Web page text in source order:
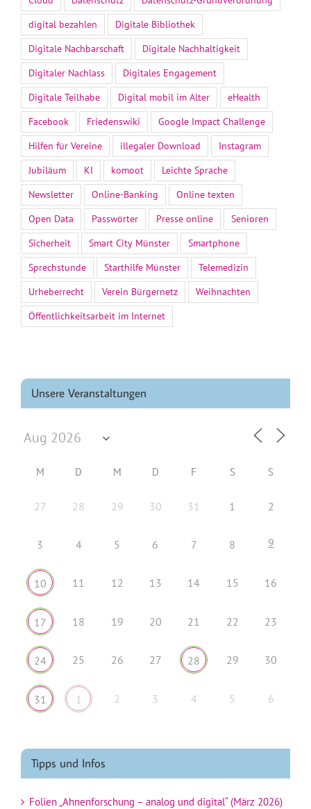
Unsere Veranstaltungen
M D M D F S S
27 28 29 30 31 1 2
3 4 5 6 7 8 9
10 11 12 13 14 15 16
17 18 19 20 21 22 23
24 25 26 27 28 29 30
31 1 2 3 4 5 6
Tipps und Infos
Folien „Ahnenforschung – analog und digital“ (März 2026)
digital bezahlen
Digitale Bibliothek
Digitale Nachbarschaft
Digitale Nachhaltigkeit
Digitaler Nachlass
Digitales Engagement
Digitale Teilhabe
Digital mobil im Alter
eHealth
Facebook
Friedenswiki
Google Impact Challenge
Hilfen für Vereine
illegaler Download
Instagram
Jubiläum
KI komoot
Leichte Sprache
Newsletter
Online-Banking
Online texten
Open Data
Passwörter Presse online
Senioren
Sicherheit
Smart City Münster
Smartphone
Sprechstunde
Starthilfe Münster
Telemedizin
Urheberrecht
Verein Bürgernetz
Weihnachten
Öffentlichkeitsarbeit im Internet